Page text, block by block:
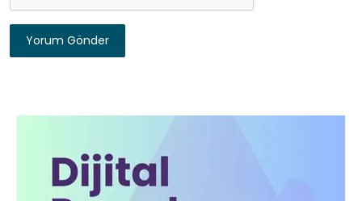
Yorum Gönder